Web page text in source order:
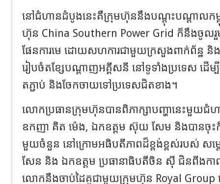
នៅជំហានដំបូងនេះគឺក្រុមហ៊ុននឹងបណ្ដុះបណ្ដាលកម្
ហ៊ុន China Southern Power Grid ក៏នឹងចូលរួមផ
ផែនការមេ ដោយសហការជាមួយក្រសួងពាក់ព័ន្ឋ និងរា
រៀបចំតខ្សែបណ្ដាញអគ្គីសនី នៅទូទាំងប្រទេស ដើម្
តភ្ជាប់ និងចែកចាយទៅប្រទេសជិតខាង។
លោកប្រធានក្រុមហ៊ុនបានពិភាក្សាបញ្ហានេះមួយជំ
ឧកញា គិត ម៉េង, ឯកឧត្ដម ស៊ុយ សែម និងបានចុះកិ
មួយចំនួន នៅក្រោមអធិបតីភាពដ៏ខ្ពង់ខ្ពស់របស់ សម្ដ
សែន និង ឯកឧត្ដម ប្រធានាធិបតីចិន ស៊ី ជិនពីង
លោកនឹងចាប់ដៃគូជាមួយក្រុមហ៊ុន Royal